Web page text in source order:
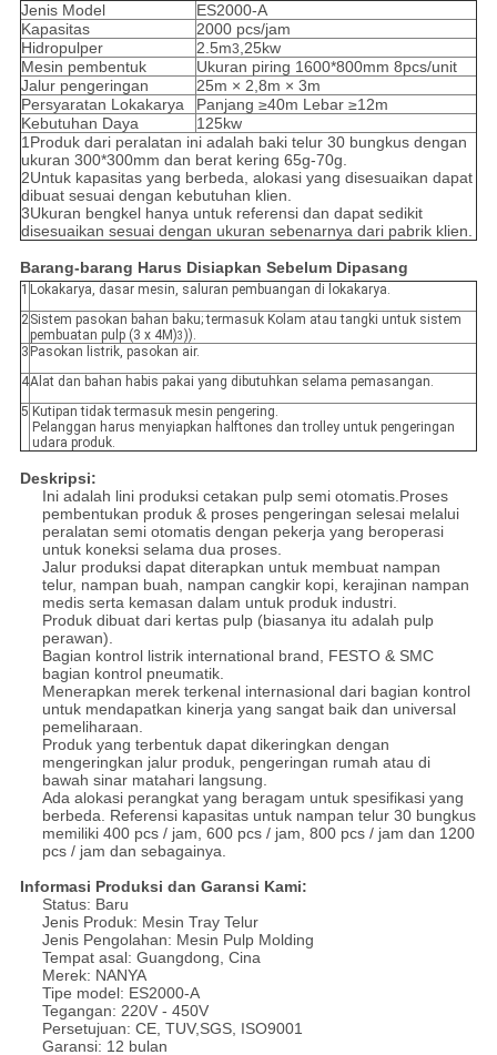
Jenis Model
ES2000-A
Kapasitas
2000 pcs/jam
Hidropulper
2.5m3,25kw
Mesin pembentuk
Ukuran piring 1600*800mm 8pcs/unit
Jalur pengeringan
25m × 2,8m × 3m
Persyaratan Lokakarya
Panjang ≥40m Lebar ≥12m
Kebutuhan Daya
125kw
1Produk dari peralatan ini adalah baki telur 30 bungkus dengan
ukuran 300*300mm dan berat kering 65g-70g.
2Untuk kapasitas yang berbeda, alokasi yang disesuaikan dapat
dibuat sesuai dengan kebutuhan klien.
3Ukuran bengkel hanya untuk referensi dan dapat sedikit
disesuaikan sesuai dengan ukuran sebenarnya dari pabrik klien.
Barang-barang Harus Disiapkan Sebelum Dipasang
1 Lokakarya, dasar mesin, saluran pembuangan di lokakarya.
2Sistem pasokan bahan baku; termasuk Kolam atau tangki untuk sistem
pembuatan pulp (3 x 4M)3)).
3 Pasokan listrik, pasokan air.
4Alat dan bahan habis pakai yang dibutuhkan selama pemasangan.
5 Kutipan tidak termasuk mesin pengering.
Pelanggan harus menyiapkan halftones dan trolley untuk pengeringan
udara produk.
Deskripsi:
Ini adalah lini produksi cetakan pulp semi otomatis.Proses
pembentukan produk & proses pengeringan selesai melalui
peralatan semi otomatis dengan pekerja yang beroperasi
untuk koneksi selama dua proses.
Jalur produksi dapat diterapkan untuk membuat nampan
telur, nampan buah, nampan cangkir kopi, kerajinan nampan
medis serta kemasan dalam untuk produk industri.
Produk dibuat dari kertas pulp (biasanya itu adalah pulp
perawan).
Bagian kontrol listrik international brand, FESTO & SMC
bagian kontrol pneumatik.
Menerapkan merek terkenal internasional dari bagian kontrol
untuk mendapatkan kinerja yang sangat baik dan universal
pemeliharaan.
Produk yang terbentuk dapat dikeringkan dengan
mengeringkan jalur produk, pengeringan rumah atau di
bawah sinar matahari langsung.
Ada alokasi perangkat yang beragam untuk spesifikasi yang
berbeda. Referensi kapasitas untuk nampan telur 30 bungkus
memiliki 400 pcs / jam, 600 pcs / jam, 800 pcs / jam dan 1200
pcs / jam dan sebagainya.
Informasi Produksi dan Garansi Kami:
Status: Baru
Jenis Produk: Mesin Tray Telur
Jenis Pengolahan: Mesin Pulp Molding
Tempat asal: Guangdong, Cina
Merek: NANYA
Tipe model: ES2000-A
Tegangan: 220V - 450V
Persetujuan: CE, TUV,SGS, ISO9001
Garansi: 12 bulan